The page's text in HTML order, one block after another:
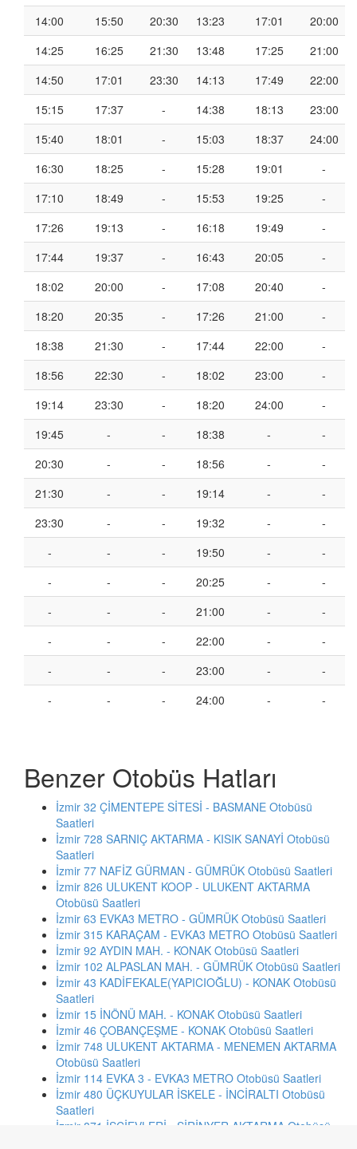
14:00
15:50 20:30 13:23 17:01
20:00
14:25
16:25 21:30 13:48 17:25
21:00
14:50
17:01 23:30 14:13 17:49
22:00
15:15
17:37 - 14:38 18:13
23:00
15:40
18:01 - 15:03 18:37
24:00
16:30
18:25 - 15:28 19:01
-
17:10
18:49 - 15:53 19:25
-
17:26
19:13 - 16:18 19:49
-
17:44
19:37 - 16:43 20:05
-
18:02
20:00 - 17:08 20:40
-
18:20
20:35 - 17:26 21:00
-
18:38
21:30 - 17:44 22:00
-
18:56
22:30 - 18:02 23:00
-
19:14
23:30 - 18:20 24:00
-
19:45
- - 18:38 -
-
20:30
- - 18:56 -
-
21:30
- - 19:14 -
-
23:30
- - 19:32 -
-
-
- - 19:50 -
-
-
- - 20:25 -
-
-
- - 21:00 -
-
-
- - 22:00 -
-
-
- - 23:00 -
-
-
- - 24:00 - -
Benzer Otobüs Hatları
İzmir 32 ÇİMENTEPE SİTESİ - BASMANE Otobüsü
Saatleri
İzmir 728 SARNIÇ AKTARMA - KISIK SANAYİ Otobüsü
Saatleri
İzmir 77 NAFİZ GÜRMAN - GÜMRÜK Otobüsü Saatleri
İzmir 826 ULUKENT KOOP - ULUKENT AKTARMA
Otobüsü Saatleri
İzmir 63 EVKA3 METRO - GÜMRÜK Otobüsü Saatleri
İzmir 315 KARAÇAM - EVKA3 METRO Otobüsü Saatleri
İzmir 92 AYDIN MAH. - KONAK Otobüsü Saatleri
İzmir 102 ALPASLAN MAH. - GÜMRÜK Otobüsü Saatleri
İzmir 43 KADİFEKALE(YAPICIOĞLU) - KONAK Otobüsü
Saatleri
İzmir 15 İNÖNÜ MAH. - KONAK Otobüsü Saatleri
İzmir 46 ÇOBANÇEŞME - KONAK Otobüsü Saatleri
İzmir 748 ULUKENT AKTARMA - MENEMEN AKTARMA
Otobüsü Saatleri
İzmir 114 EVKA 3 - EVKA3 METRO Otobüsü Saatleri
İzmir 480 ÜÇKUYULAR İSKELE - İNCİRALTI Otobüsü
Saatleri
İzmir 871 İŞÇİEVLERİ - ŞİRİNYER AKTARMA Otobüsü